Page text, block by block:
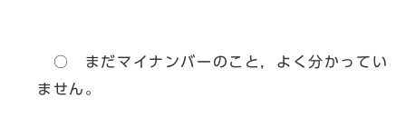
○ まだマイナンバーのこと，よく分かってい
ません。